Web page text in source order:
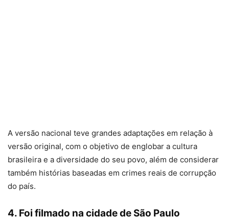
A versão nacional teve grandes adaptações em relação à
versão original, com o objetivo de englobar a cultura
brasileira e a diversidade do seu povo, além de considerar
também histórias baseadas em crimes reais de corrupção
do país.
4. Foi filmado na cidade de São Paulo